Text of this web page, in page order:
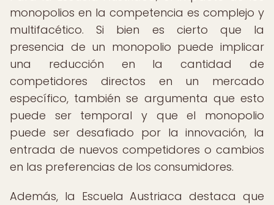
monopolios en la competencia es complejo y
multifacético. Si bien es cierto que la
presencia de un monopolio puede implicar
una reducción en la cantidad de
competidores directos en un mercado
específico, también se argumenta que esto
puede ser temporal y que el monopolio
puede ser desafiado por la innovación, la
entrada de nuevos competidores o cambios
en las preferencias de los consumidores.
Además, la Escuela Austriaca destaca que